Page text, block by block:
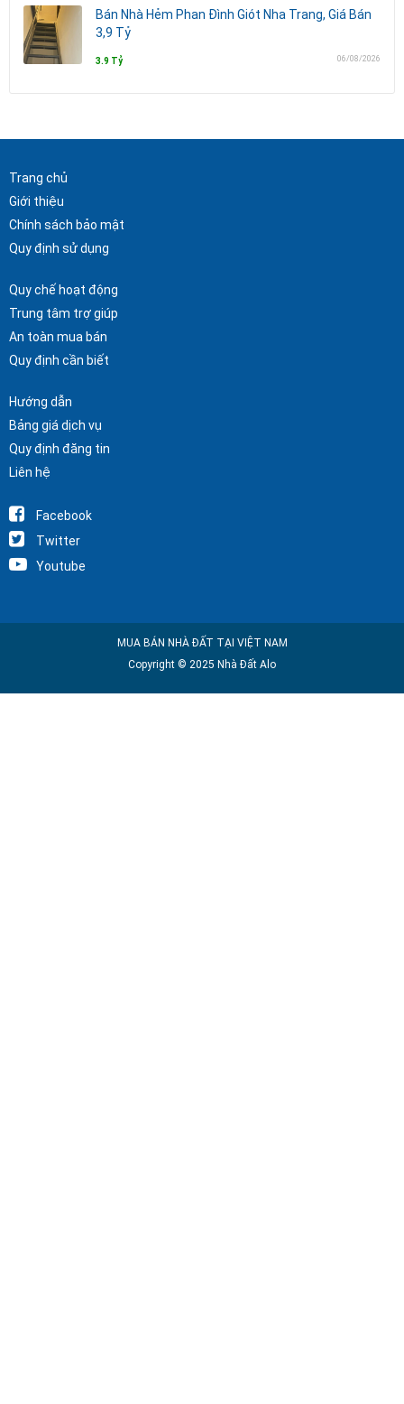
Bán Nhà Hẻm Phan Đình Giót Nha Trang, Giá Bán
3,9 Tỷ
3.9 Tỷ 06/08/2026
Trang chủ
Giới thiệu
Chính sách bảo mật
Quy định sử dụng
Quy chế hoạt động
Trung tâm trợ giúp
An toàn mua bán
Quy định cần biết
Hướng dẫn
Bảng giá dịch vụ
Quy định đăng tin
Liên hệ
Facebook
Twitter
Youtube
MUA BÁN NHÀ ĐẤT TẠI VIỆT NAM
Copyright © 2025 Nhà Đất Alo